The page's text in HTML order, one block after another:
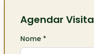
Agendar Visita
Nome *